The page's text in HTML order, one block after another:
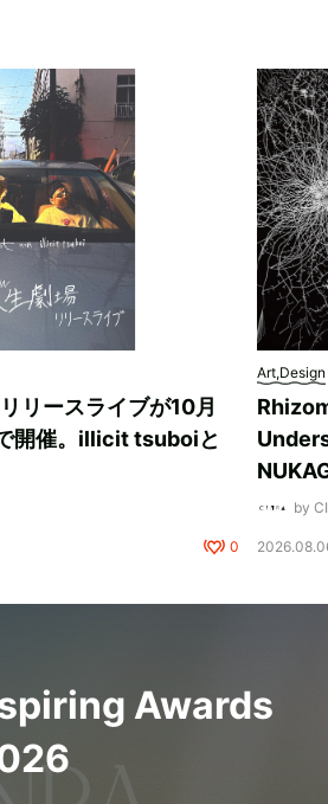
リースライブが10月
開催。illicit tsuboiと
0
Art,Design
by
Awards